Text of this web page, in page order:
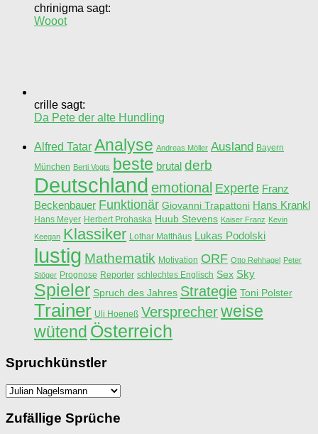
chrinigma sagt:
Wooot
crille sagt:
Da Pete der alte Hundling
Alfred Tatar Analyse Andreas Möller Ausland Bayern
München Berti Vogts beste brutal derb
Deutschland emotional Experte Franz
Beckenbauer Funktionär Giovanni Trapattoni Hans Krankl
Hans Meyer Herbert Prohaska Huub Stevens Kaiser Franz Kevin
Keegan Klassiker Lothar Matthäus Lukas Podolski
lustig Mathematik Motivation ORF Otto Rehhagel Peter
Stöger Prognose Reporter schlechtes Englisch Sex Sky
Spieler Spruch des Jahres Strategie Toni Polster
Trainer Uli Hoeneß Versprecherweise
wütend Österreich
Spruchkünstler
Spruchkünstler
Zufällige Sprüche